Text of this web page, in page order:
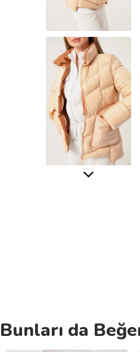
Bunları da